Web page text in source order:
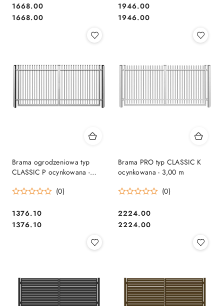
Cena:
1668.00
Cena:
1668.00 Cena:
1946.00
Cena:
1946.00
Brama ogrodzeniowa typ
CLASSIC P ocynkowana -
(0)
Cena:
1376.10
Cena:
1376.10
Brama PRO typ CLASSIC K
ocynkowana - 3,00 m
(0)
Cena:
2224.00
Cena:
2224.00